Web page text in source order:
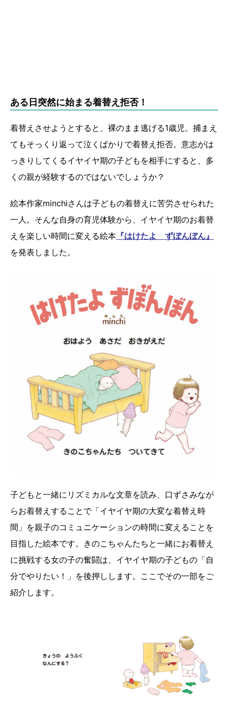
ある日突然に始まる着替え拒否！
着替えさせようとすると、裸のまま逃げる1歳児。捕まえ
てもそっくり返って泣くばかりで着替え拒否。意志がは
っきりしてくるイヤイヤ期の子どもを相手にすると、多
くの親が経験するのではないでしょうか？
絵本作家minchiさんは子どもの着替えに苦労させられた
一人。そんな自身の育児体験から、イヤイヤ期のお着替
えを楽しい時間に変える絵本 『はけたよ ずぼんぼん』
を発表しました。
子どもと一緒にリズミカルな文章を読み、口ずさみなが
らお着替えすることで「イヤイヤ期の大変な着替え時
間」を親子のコミュニケーションの時間に変えることを
目指した絵本です。きのこちゃんたちと一緒にお着替え
に挑戦する女の子の奮闘は、イヤイヤ期の子どもの「自
分でやりたい！」を後押しします。ここでその一部をご
紹介します。